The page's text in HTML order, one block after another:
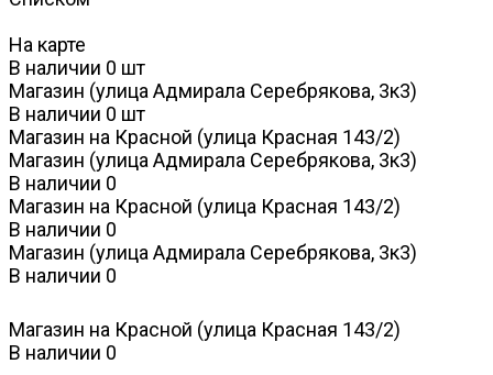
На карте
В наличии 0 шт
Магазин (улица Адмирала Серебрякова, 3к3)
В наличии 0 шт
Магазин на Красной (улица Красная 143/2)
Магазин (улица Адмирала Серебрякова, 3к3)
В наличии 0
Магазин на Красной (улица Красная 143/2)
В наличии 0
Магазин (улица Адмирала Серебрякова, 3к3)
В наличии 0
Магазин на Красной (улица Красная 143/2)
В наличии 0